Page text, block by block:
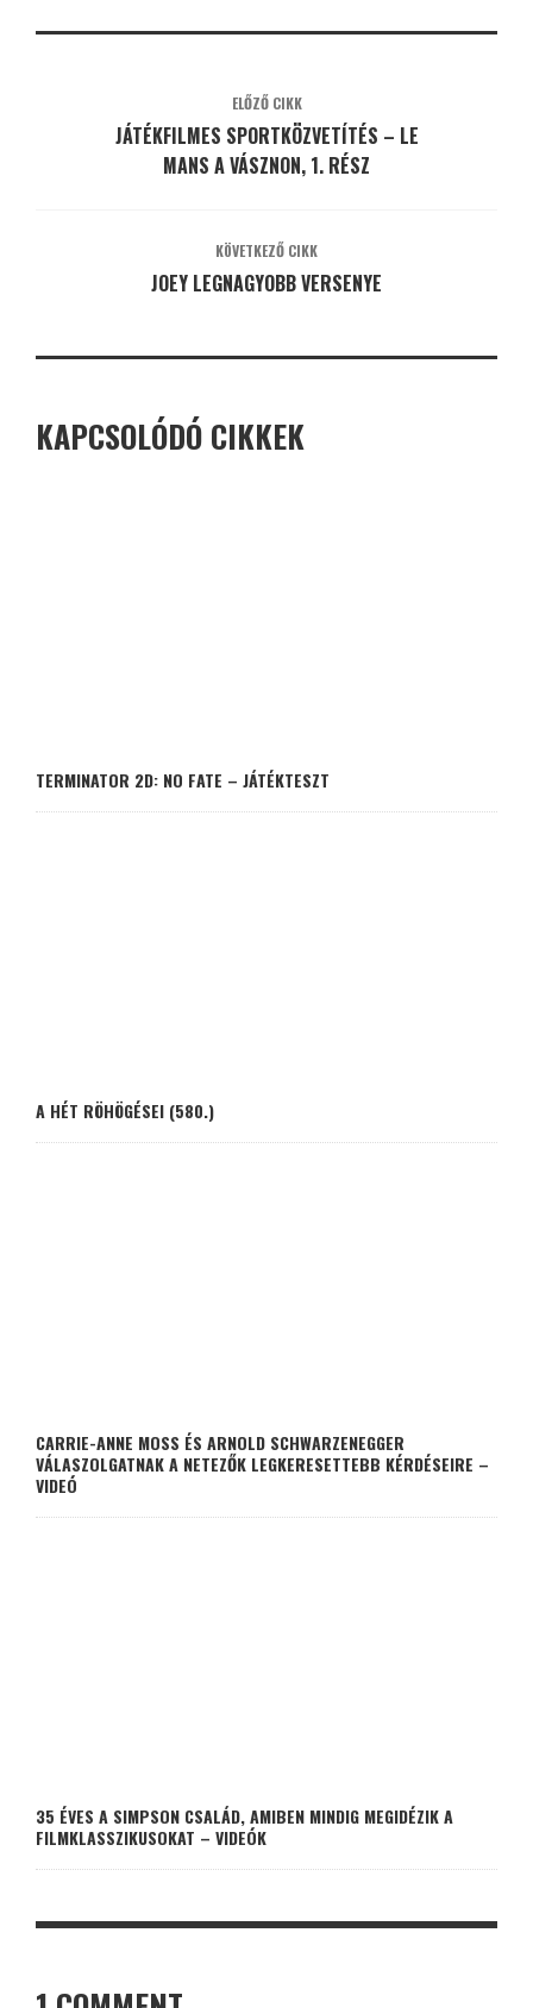
ELŐZŐ CIKK
JÁTÉKFILMES SPORTKÖZVETÍTÉS – LE
MANS A VÁSZNON, 1. RÉSZ
KÖVETKEZŐ CIKK
JOEY LEGNAGYOBB VERSENYE
KAPCSOLÓDÓ CIKKEK
TERMINATOR 2D: NO FATE – JÁTÉKTESZT
A HÉT RÖHÖGÉSEI (580.)
CARRIE-ANNE MOSS ÉS ARNOLD SCHWARZENEGGER
VÁLASZOLGATNAK A NETEZŐK LEGKERESETTEBB KÉRDÉSEIRE –
VIDEÓ
35 ÉVES A SIMPSON CSALÁD, AMIBEN MINDIG MEGIDÉZIK A
FILMKLASSZIKUSOKAT – VIDEÓK